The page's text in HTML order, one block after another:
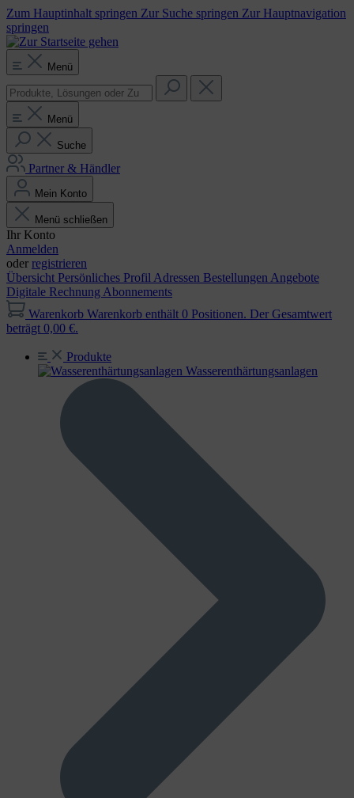
Zum Hauptinhalt springen Zur Suche springen Zur Hauptnavigation
springen
Menü
Menü
Suche
Partner & Händler
Mein Konto
Menü schließen
Ihr Konto
Anmelden
oder registrieren
Übersicht Persönliches Profil Adressen Bestellungen Angebote
Digitale Rechnung Abonnements
Warenkorb Warenkorb enthält 0 Positionen. Der Gesamtwert
beträgt 0,00 €.
Produkte
Wasser­enthärtungs­anlagen